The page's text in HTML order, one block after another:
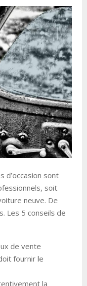
d’occasion sont
soit
neuve. De
Les 5 conseils de
de vente
fournir le
la